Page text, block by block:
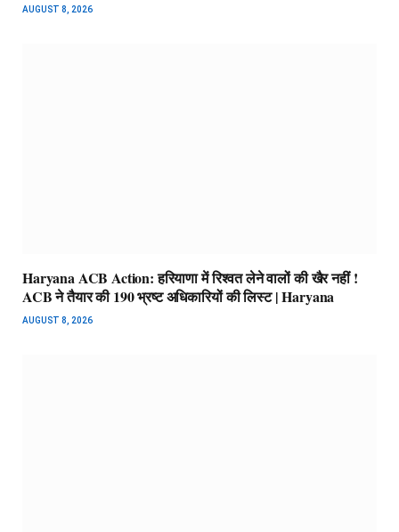
AUGUST 8, 2026
Haryana ACB Action: हरियाणा में रिश्वत लेने वालों की खैर नहीं !
ACB ने तैयार की 190 भ्रष्ट अधिकारियों की लिस्ट | Haryana
AUGUST 8, 2026